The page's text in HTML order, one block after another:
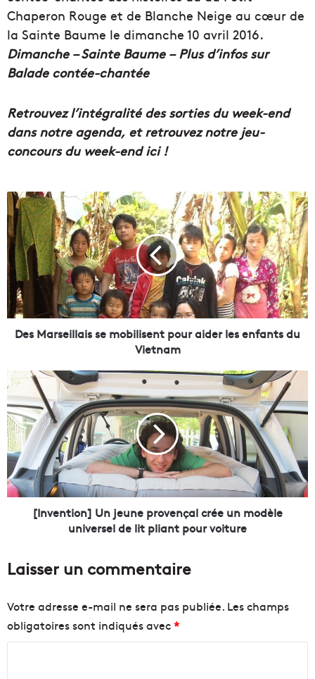
Chaperon Rouge et de Blanche Neige au cœur de
la Sainte Baume le dimanche 10 avril 2016.
Dimanche – Sainte Baume – Plus d’infos sur
Balade contée-chantée
Retrouvez l’intégralité des sorties du week-end
dans notre agenda, et retrouvez notre jeu-
concours du week-end ici !
D
e
s
M
a
r
s
e
i
i
s
s
e
m
o
b
i
l
u
r
a
Des Marseillais se mobilisent pour aider les enfants du
Vietnam
[
I
n
v
e
n
i
o
u
n
e
p
[Invention] Un jeune provençal crée un modèle
universel de lit pliant pour voiture
Laisser un commentaire
Votre adresse e-mail ne sera pas publiée. Les champs
obligatoires sont indiqués avec*